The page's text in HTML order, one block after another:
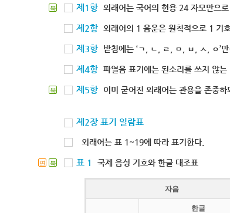
북 제1항 외래어는 국어의 현용 24 자모만으로
제2항 외래어의 1 음운은 원칙적으로 1 기
제3항 받침에는 ‘ㄱ, ㄴ, ㄹ, ㅁ, ㅂ, ㅅ, ㅇ’만
제4항 파열음 표기에는 된소리를 쓰지 않는
북 제5항 이미 굳어진 외래어는 관용을 존중
제2장 표기 일람표
외래어는 표 1~19에 따라 표기한다.
연 북 표 1 국제 음성 기호와 한글 대조표
자음
한글